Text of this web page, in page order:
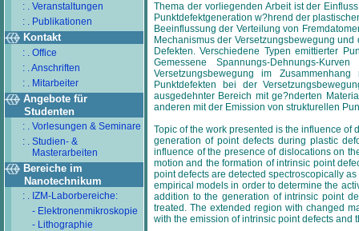
: . Veranstaltungen
: . Publikationen
Kontakt
: . Office
: . Anschriften
: . Mitarbeiter
Angebote für
Studenten
: . Vorlesungen & Seminare
: . Studien- &
Masterarbeiten
Bereiche im
Nanotechnikum
: . IZM-Laborbereiche:
- Elektronenmikroskopie
- Lithographie
Thema der vorliegenden Arbeit ist der
Punktdefektgeneration w?hrend der
Beeinflussung der Verteilung von
Mechanismus der Versetzungsbewegung
Defekten. Verschiedene Typen emittierter
Gemessene Spannungs-Dehnungs-
Versetzungsbewegung im
Punktdefekten bei der
ausgedehnter Bereich mit ge?nderten
anderen mit der Emission von strukturellen
Topic of the work presented is the influence
generation of point defects during plastic
influence of the presence of dislocations on
motion and the formation of intrinsic point
point defects are detected spectroscopically
empirical models in order to determine the
addition to the generation of intrinsic point
treated. The extended region with changed
with the emission of intrinsic point defects and